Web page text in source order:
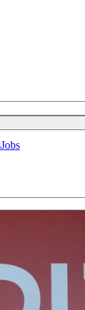
Jobs